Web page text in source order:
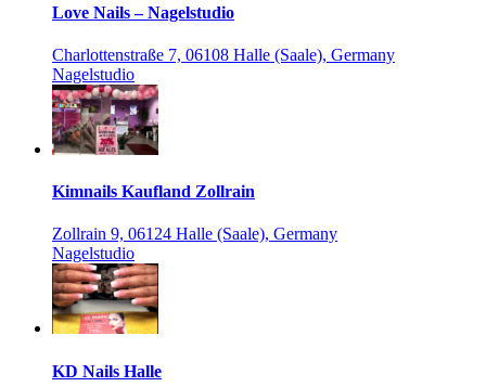
Love Nails – Nagelstudio
Charlottenstraße 7, 06108 Halle (Saale), Germany
Nagelstudio
Kimnails Kaufland Zollrain
Zollrain 9, 06124 Halle (Saale), Germany
Nagelstudio
KD Nails Halle